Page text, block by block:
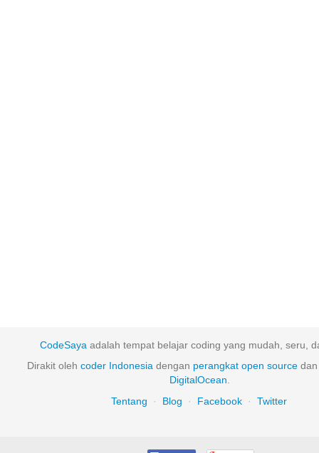
CodeSaya adalah tempat belajar coding yang mudah, seru,
Dirakit oleh coder Indonesia dengan perangkat open source
DigitalOcean
Tentang
· Blog · Facebook · Twitter